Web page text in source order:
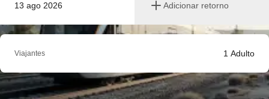
13 ago 2026 Adicionar retorno
Viajantes 1 Adulto